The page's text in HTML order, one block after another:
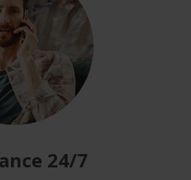
24/7